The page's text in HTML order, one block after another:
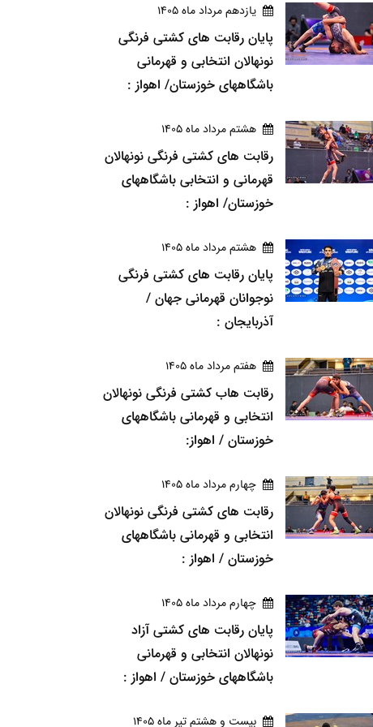
يازدهم مرداد ماه 1405
پایان رقابت های کشتی فرنگی
نونهالان انتخابی و قهرمانی
باشگاههای خوزستان/ اهواز :
هشتم مرداد ماه 1405
رقابت های کشتی فرنگی نونهالان
قهرمانی و انتخابی باشگاههای
خوزستان/ اهواز :
هشتم مرداد ماه 1405
پایان رقابت های کشتی فرنگی
نوجوانان قهرمانی جهان /
آذربایجان :
هفتم مرداد ماه 1405
رقابت هاب کشتی فرنگی نونهالان
انتخابی و قهرمانی باشگاههای
خوزستان / اهواز:
چهارم مرداد ماه 1405
رقابت های کشتی فرنگی نونهالان
انتخابی و قهرمانی باشگاههای
خوزستان / اهواز :
چهارم مرداد ماه 1405
پایان رقابت های کشتی آزاد
نونهالان انتخابی و قهرمانی
باشگاههای خوزستان / اهواز :
بيست و هشتم تير ماه 1405